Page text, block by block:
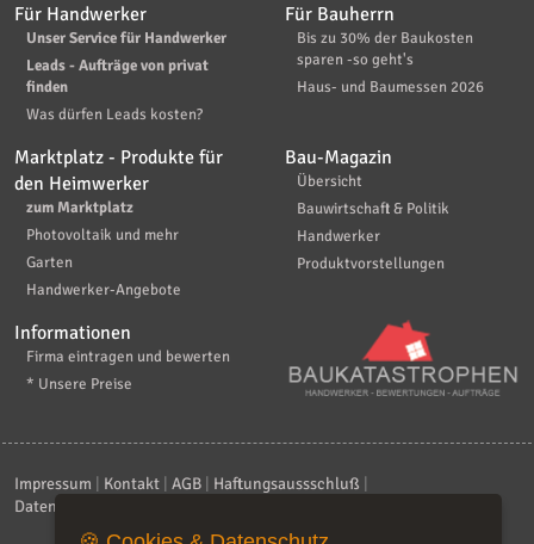
Für Handwerker
Unser Service für Handwerker
Leads - Aufträge von privat
finden
Was dürfen Leads kosten?
Für Bauherrn
Bis zu 30% der Baukosten
sparen -so geht's
Haus- und Baumessen 2026
Marktplatz - Produkte für
den Heimwerker
zum Marktplatz
Photovoltaik und mehr
Garten
Handwerker-Angebote
Bau-Magazin
Übersicht
Bauwirtschaft & Politik
Handwerker
Produktvorstellungen
Informationen
Firma eintragen und bewerten
* Unsere Preise
Impressum Kontakt AGB Haftungsaussschluß
Datenschutzerklärung